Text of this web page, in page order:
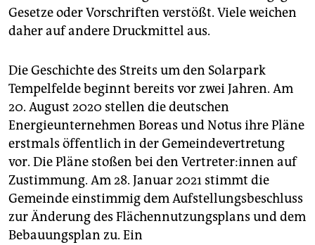
Gesetze oder Vorschriften verstößt. Viele weichen
daher auf andere Druckmittel aus.
Die Geschichte des Streits um den Solarpark
Tempelfelde beginnt bereits vor zwei Jahren. Am
20. August 2020 stellen die deutschen
Energieunternehmen Boreas und Notus ihre Pläne
erstmals öffentlich in der Gemeindevertretung
vor. Die Pläne stoßen bei den Ver­tre­te­r:in­nen auf
Zustimmung. Am 28. Januar 2021 stimmt die
Gemeinde einstimmig dem Aufstellungsbeschluss
zur Änderung des Flächennutzungsplans und dem
Bebauungsplan zu. Ein